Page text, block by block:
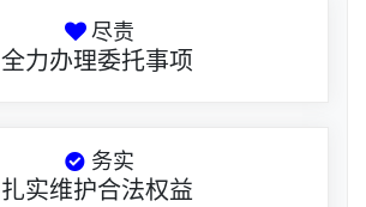
尽责
全力办理委托事项
务实
扎实维护合法权益